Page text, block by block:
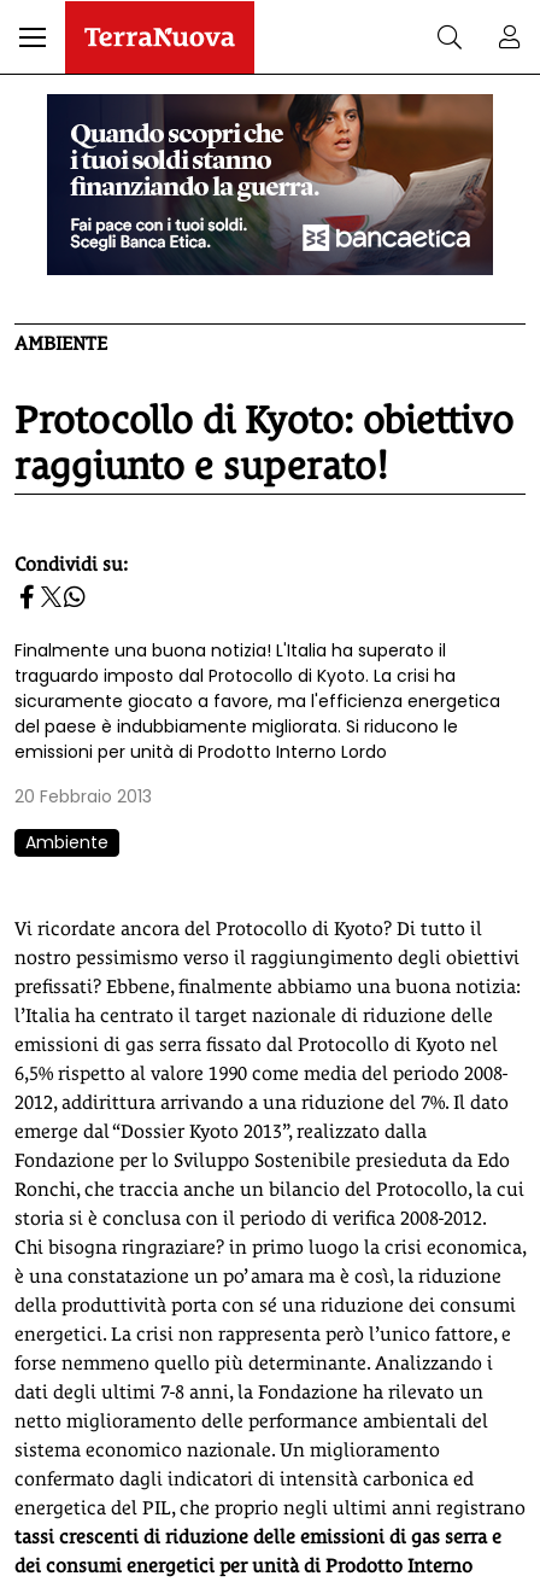
AMBIENTE
Protocollo di Kyoto: obiettivo
raggiunto e superato!
homepage h2
Condividi su:
Finalmente una buona notizia! L'Italia ha superato il
traguardo imposto dal Protocollo di Kyoto. La crisi ha
sicuramente giocato a favore, ma l'efficienza energetica
del paese è indubbiamente migliorata. Si riducono le
emissioni per unità di Prodotto Interno Lordo
20 Febbraio 2013
Ambiente
Vi ricordate ancora del Protocollo di Kyoto? Di tutto il
nostro pessimismo verso il raggiungimento degli obiettivi
prefissati? Ebbene, finalmente abbiamo una buona notizia:
l’Italia ha centrato il target nazionale di riduzione delle
emissioni di gas serra fissato dal Protocollo di Kyoto nel
6,5% rispetto al valore 1990 come media del periodo 2008-
2012, addirittura arrivando a una riduzione del 7%. Il dato
emerge dal “Dossier Kyoto 2013”, realizzato dalla
Fondazione per lo Sviluppo Sostenibile presieduta da Edo
Ronchi, che traccia anche un bilancio del Protocollo, la cui
storia si è conclusa con il periodo di verifica 2008-2012.
Chi bisogna ringraziare? in primo luogo la crisi economica,
è una constatazione un po’ amara ma è così, la riduzione
della produttività porta con sé una riduzione dei consumi
energetici. La crisi non rappresenta però l’unico fattore, e
forse nemmeno quello più determinante. Analizzando i
dati degli ultimi 7-8 anni, la Fondazione ha rilevato un
netto miglioramento delle performance ambientali del
sistema economico nazionale. Un miglioramento
confermato dagli indicatori di intensità carbonica ed
energetica del PIL, che proprio negli ultimi anni registrano
tassi crescenti di riduzione delle emissioni di gas serra e
dei consumi energetici per unità di Prodotto Interno